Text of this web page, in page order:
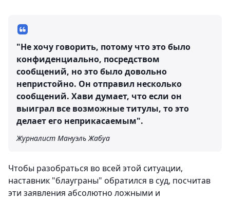
"Не хочу говорить, потому что это было
конфиденциально, посредством
сообщений, но это было довольно
непристойно. Он отправил несколько
сообщений. Хави думает, что если он
выиграл все возможные титулы, то это
делает его неприкасаемым".
Журналист Мануэль Жабуа
Чтобы разобраться во всей этой ситуации,
наставник "блауграны" обратился в суд, посчитав
эти заявления абсолютно ложными и